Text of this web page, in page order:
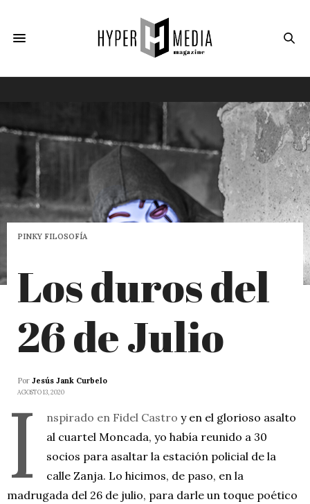
PINKY FILOSOFÍA
Los duros del
26 de Julio
Por Jesús Jank Curbelo
AGOSTO 13, 2020
I nspirado en Fidel Castro y en el glorioso asalto
al cuartel Moncada, yo había reunido a 30
socios para asaltar la estación policial de la
calle Zanja. Lo hicimos, de paso, en la
madrugada del 26 de julio, para darle un toque poético